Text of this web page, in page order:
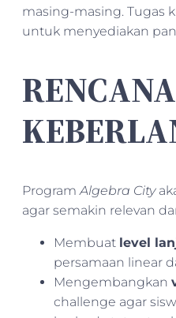
masing-masing. Tugas
untuk menyediakan
RENCANA
Program Algebra City
agar semakin relevan
Membuat level
persamaan linear
Mengembangkan
challenge agar